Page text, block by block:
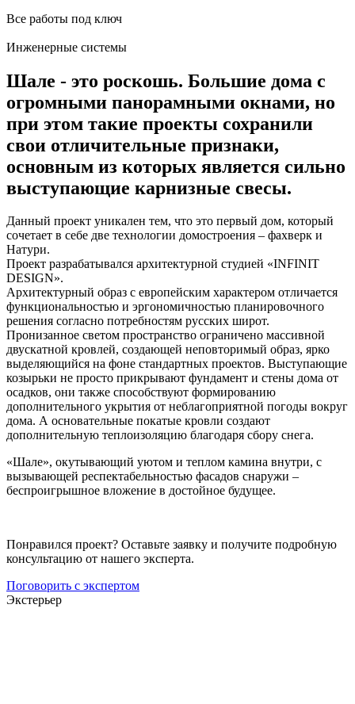
Все работы под ключ
Инженерные системы
Шале - это роскошь. Большие дома с
огромными панорамными окнами, но
при этом такие проекты сохранили
свои отличительные признаки,
основным из которых является сильно
выступающие карнизные свесы.
Данный проект уникален тем, что это первый дом, который
сочетает в себе две технологии домостроения – фахверк и
Натури.
Проект разрабатывался архитектурной студией «INFINIT
DESIGN».
Архитектурный образ с европейским характером отличается
функциональностью и эргономичностью планировочного
решения согласно потребностям русских широт.
Пронизанное светом пространство ограничено массивной
двускатной кровлей, создающей неповторимый образ, ярко
выделяющийся на фоне стандартных проектов. Выступающие
козырьки не просто прикрывают фундамент и стены дома от
осадков, они также способствуют формированию
дополнительного укрытия от неблагоприятной погоды вокруг
дома. А основательные покатые кровли создают
дополнительную теплоизоляцию благодаря сбору снега.
«Шале», окутывающий уютом и теплом камина внутри, с
вызывающей респектабельностью фасадов снаружи –
беспроигрышное вложение в достойное будущее.
Понравился проект? Оставьте заявку и получите подробную
консультацию от нашего эксперта.
Поговорить с экспертом
Экстерьер